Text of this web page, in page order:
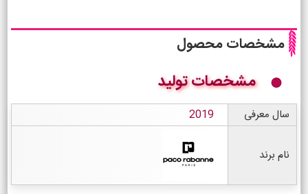
نظـر منو اعلام کن
مشخصات محصول
مشخصات تولید
سال معرفی 2019
نام برند